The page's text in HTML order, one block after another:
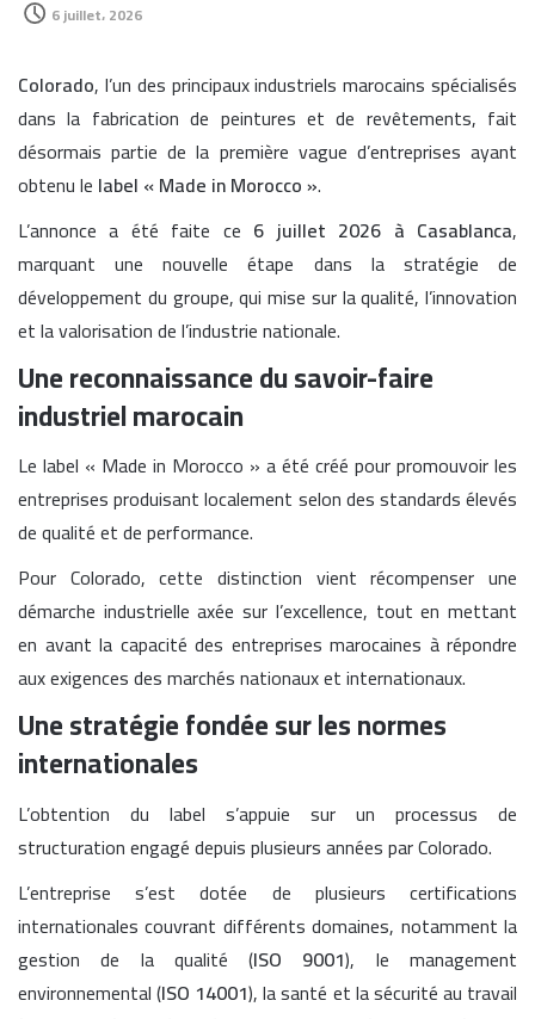
6 juillet، 2026
Colorado, l’un des principaux industriels marocains spécialisés
dans la fabrication de peintures et de revêtements, fait
désormais partie de la première vague d’entreprises ayant
obtenu le label « Made in Morocco ».
L’annonce a été faite ce 6 juillet 2026 à Casablanca,
marquant une nouvelle étape dans la stratégie de
développement du groupe, qui mise sur la qualité, l’innovation
et la valorisation de l’industrie nationale.
Une reconnaissance du savoir-faire
industriel marocain
Le label « Made in Morocco » a été créé pour promouvoir les
entreprises produisant localement selon des standards élevés
de qualité et de performance.
Pour Colorado, cette distinction vient récompenser une
démarche industrielle axée sur l’excellence, tout en mettant
en avant la capacité des entreprises marocaines à répondre
aux exigences des marchés nationaux et internationaux.
Une stratégie fondée sur les normes
internationales
L’obtention du label s’appuie sur un processus de
structuration engagé depuis plusieurs années par Colorado.
L’entreprise s’est dotée de plusieurs certifications
internationales couvrant différents domaines, notamment la
gestion de la qualité (ISO 9001), le management
environnemental (ISO 14001), la santé et la sécurité au travail